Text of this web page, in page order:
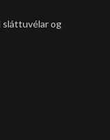
sláttuvélar og